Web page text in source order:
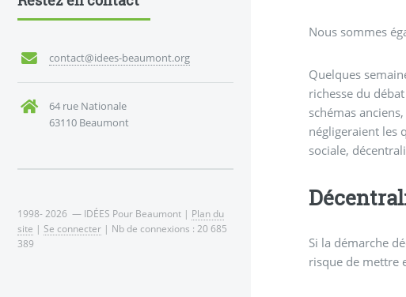
Nous sommes
Quelques
richesse du
schémas
négligeraient les
sociale,
Si la démarche
risque de mettre
contact@idees-beaumont.org
64 rue Nationale
63110 Beaumont
1998- 2026 — IDÉES Pour Beaumont | Plan du
site | Se connecter | Nb de connexions : 20 685
389